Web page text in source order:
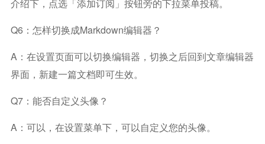
介绍下，点选「添加订阅」按钮旁的下拉菜单投稿。
Q6：怎样切换成markdown编辑器？
A：在设置页面可以切换编辑器，切换之后回到文章编辑器
界面，新建一篇文档即可生效。
Q7：能否自定义头像？
A：可以，在设置菜单下，可以自定义您的头像。